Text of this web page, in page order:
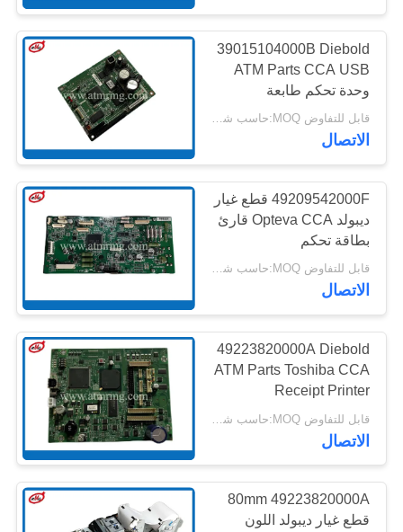
جولة
المصنع
مراقبة
الجودة
اتصل
أخبار
القضايا
اطلب
عرض
أسعار
ATM قطع غيار الآلات
831
قطع غيار أجهزة
الصراف الآلي وينكور
959
نكر أتم بارتس
1661
39015104000B Diebold
ATM Parts CCA USB
وحدة تحكم طابعة
الإيصالات
قابل للتفاوض MOQ:حاسب شخصي 1
الاتصال
49209542000F قطع غيار
ديبولد Opteva CCA قارئ
بطاقة تحكم
قابل للتفاوض MOQ:حاسب شخصي 1
الاتصال
49223820000A Diebold
ATM Parts Toshiba CCA
Receipt Printer
Controller
الاتصال
80mm 49223820000A
قطع غيار ديبولد اللون